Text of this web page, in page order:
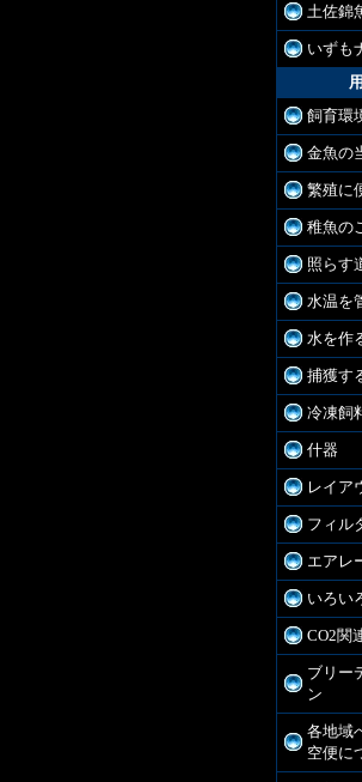
土佐錦
いずも
飼育環
金魚の
繁殖に
稚魚の
照らす
水温を
水を作
捕獲す
冷凍飼
什器
レイア
フィル
エアレ
いろい
CO2関
ブリー
ン
各地域
空便に